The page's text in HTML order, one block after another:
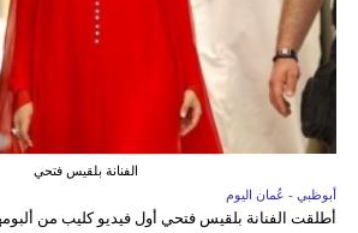
الفنانة بلقيس فتحي
أبوظبي - عُمان اليوم
أطلقت الفنانة بلقيس فتحي أول فيديو كليب من